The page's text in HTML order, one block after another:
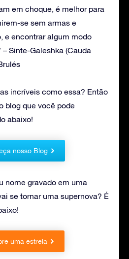
em choque, é melhor para
se sem armas e
e encontrar algum modo
Sinte-Galeshka (Cauda
incríveis como essa? Então
blog que você pode
abaixo!
nosso Blog
nome gravado em uma
se tornar uma supernova? É
uma estrela